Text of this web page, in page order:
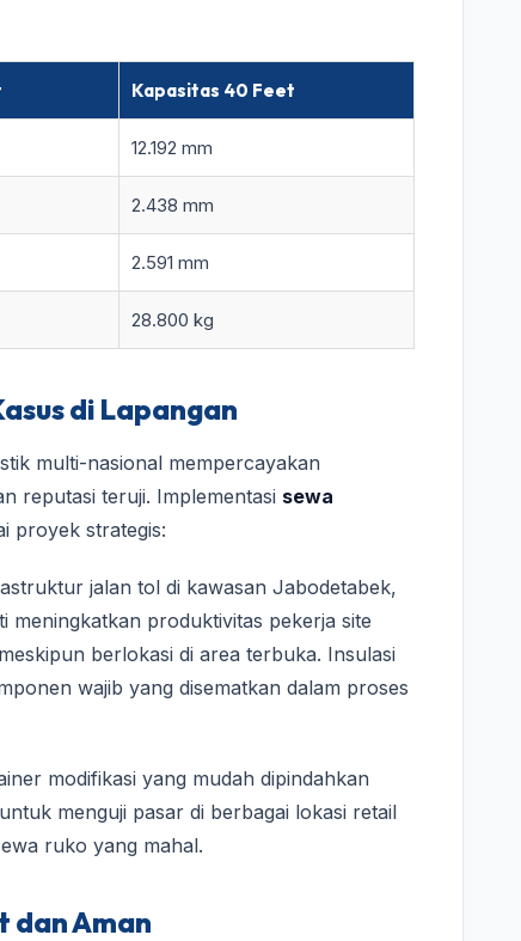
Kapasitas 40 Feet
12.192 mm
2.438 mm
2.591 mm
28.800 kg
di Lapangan
multi-nasional mempercayakan
reputasi teruji. Implementasi sewa
proyek strategis:
jalan tol di kawasan Jabodetabek,
produktivitas pekerja site
berlokasi di area terbuka. Insulasi
wajib yang disematkan dalam proses
modifikasi yang mudah dipindahkan
menguji pasar di berbagai lokasi retail
ruko yang mahal.
dan Aman